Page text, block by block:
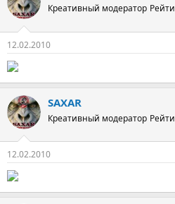
Креативный модератор
12.02.2010
SAXAR
Креативный модератор
12.02.2010